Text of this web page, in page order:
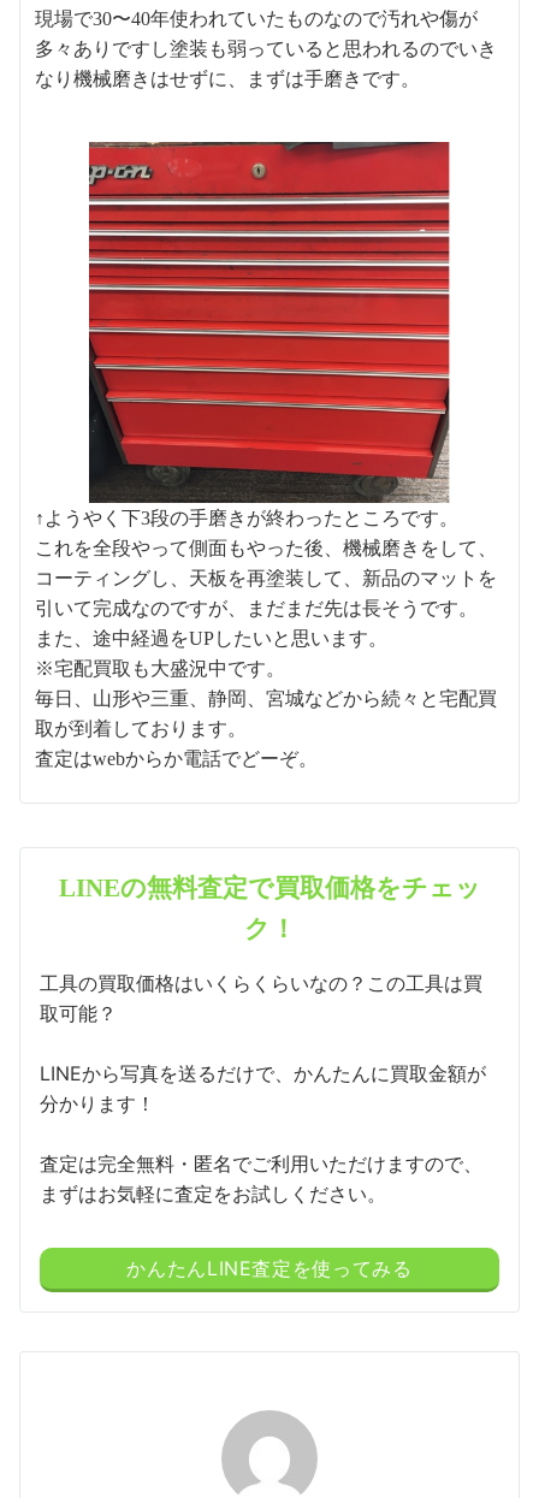
現場で30〜40年使われていたものなので汚れや傷が
多々ありですし塗装も弱っていると思われるのでいき
なり機械磨きはせずに、まずは手磨きです。
↑ようやく下3段の手磨きが終わったところです。
これを全段やって側面もやった後、機械磨きをして、
コーティングし、天板を再塗装して、新品のマットを
引いて完成なのですが、まだまだ先は長そうです。
また、途中経過をUPしたいと思います。
※宅配買取も大盛況中です。
毎日、山形や三重、静岡、宮城などから続々と宅配買
取が到着しております。
査定はwebからか電話でどーぞ。
LINEの無料査定で買取価格をチェッ
ク！
工具の買取価格はいくらくらいなの？この工具は買
取可能？
LINEから写真を送るだけで、かんたんに買取金額が
分かります！
査定は完全無料・匿名でご利用いただけますので、
まずはお気軽に査定をお試しください。
かんたんLINE査定を使ってみる